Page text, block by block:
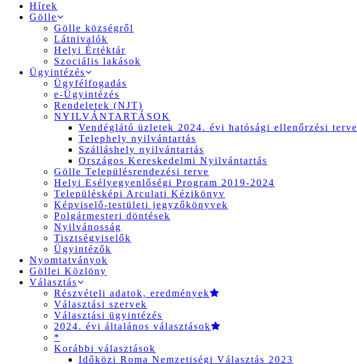
Hírek
Gölle
Gölle községről
Látnivalók
Helyi Értéktár
Szociális lakások
Ügyintézés
Ügyfélfogadás
e-Ügyintézés
Rendeletek (NJT)
NYILVÁNTARTÁSOK
Vendéglátó üzletek 2024. évi hatósági ellenőrzési terve
Telephely nyilvántartás
Szálláshely nyilvántartás
Országos Kereskedelmi Nyilvántartás
Gölle Településrendezési terve
Helyi Esélyegyenlőségi Program 2019-2024
Településképi Arculati Kézikönyv
Képviselő-testületi jegyzőkönyvek
Polgármesteri döntések
Nyilvánosság
Tisztségviselők
Ügyintézők
Nyomtatványok
Göllei Közlöny
Választás
Részvételi adatok, eredmények
Választási szervek
Választási ügyintézés
2024. évi általános választások
*
Korábbi választások
Időközi Roma Nemzetiségi Választás 2023